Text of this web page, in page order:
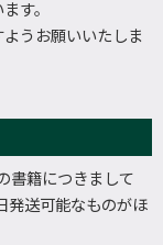
の推移（図表）
す。
うお願いいたしま
書籍につきまして
発送可能なものがほ